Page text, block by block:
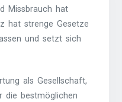
Missbrauch hat
hat strenge Gesetze
und setzt sich
als Gesellschaft,
die bestmöglichen